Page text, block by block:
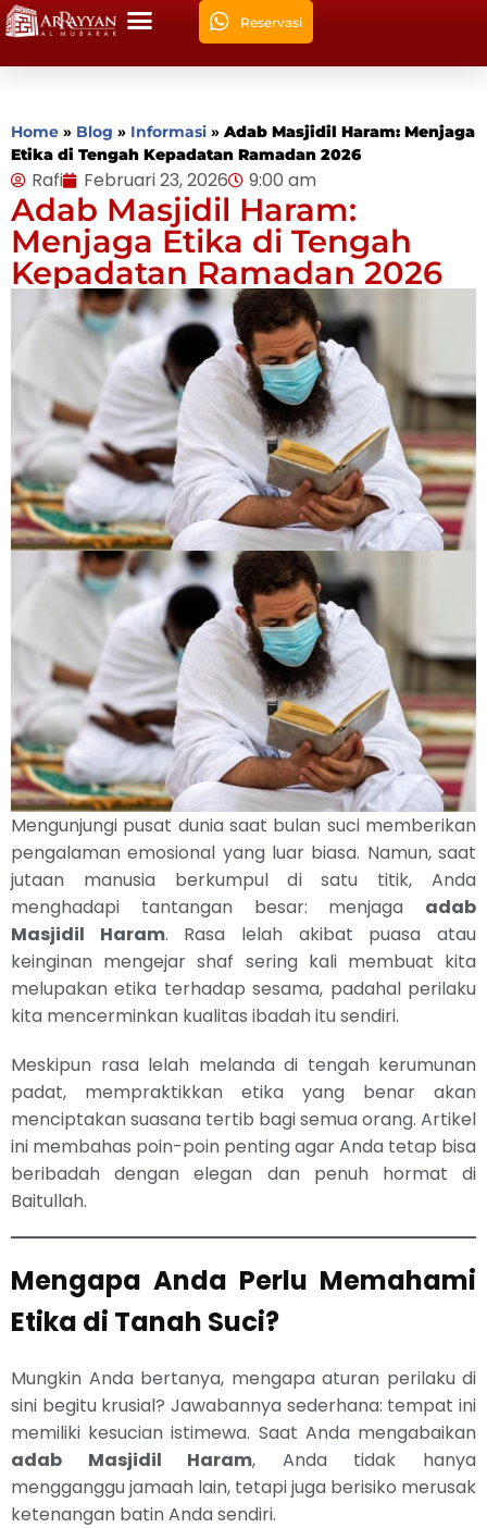
Reservasi
Home » Blog » Informasi » Adab Masjidil Haram: Menjaga
Etika di Tengah Kepadatan Ramadan 2026
Rafi Februari 23, 2026 9:00 am
Adab Masjidil Haram:
Menjaga Etika di Tengah
Kepadatan Ramadan 2026
Mengunjungi pusat dunia saat bulan suci memberikan
pengalaman emosional yang luar biasa. Namun, saat
jutaan manusia berkumpul di satu titik, Anda
menghadapi tantangan besar: menjaga adab
Masjidil Haram. Rasa lelah akibat puasa atau
keinginan mengejar shaf sering kali membuat kita
melupakan etika terhadap sesama, padahal perilaku
kita mencerminkan kualitas ibadah itu sendiri.
Meskipun rasa lelah melanda di tengah kerumunan
padat, mempraktikkan etika yang benar akan
menciptakan suasana tertib bagi semua orang. Artikel
ini membahas poin-poin penting agar Anda tetap bisa
beribadah dengan elegan dan penuh hormat di
Baitullah.
Mengapa Anda Perlu Memahami
Etika di Tanah Suci?
Mungkin Anda bertanya, mengapa aturan perilaku di
sini begitu krusial? Jawabannya sederhana: tempat ini
memiliki kesucian istimewa. Saat Anda mengabaikan
adab Masjidil Haram, Anda tidak hanya
mengganggu jamaah lain, tetapi juga berisiko merusak
ketenangan batin Anda sendiri.